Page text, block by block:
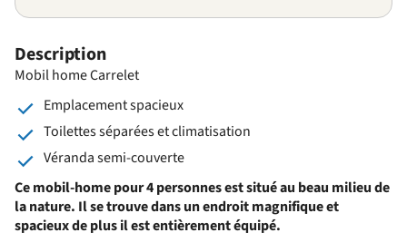
Description
Mobil home Carrelet
Emplacement spacieux
Toilettes séparées et climatisation
Véranda semi-couverte
Ce mobil-home pour 4 personnes est situé au beau milieu de
la nature. Il se trouve dans un endroit magnifique et
spacieux de plus il est entièrement équipé.